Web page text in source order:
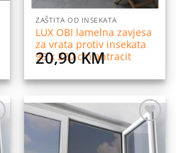
ZAŠTITA OD INSEKATA
LUX OBI lamelna zavjesa
za vrata protiv insekata
95 x 220 cm antracit
20,90KM
Dodaj
na
listu